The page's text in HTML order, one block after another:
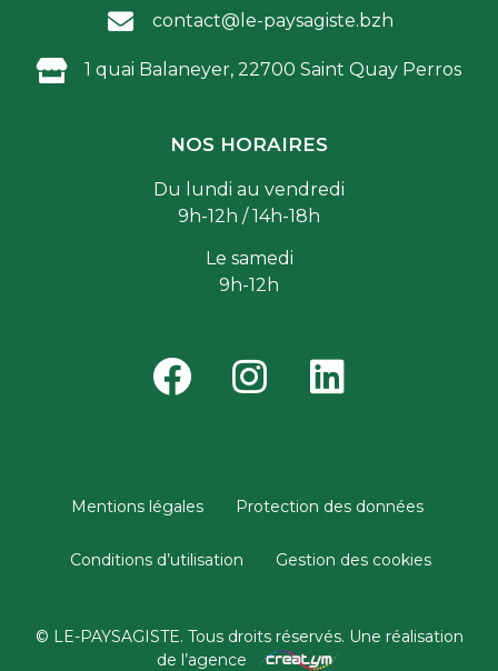
contact@le-paysagiste.bzh
1 quai Balaneyer, 22700 Saint Quay Perros
NOS HORAIRES
Du lundi au vendredi
9h-12h / 14h-18h
Le samedi
9h-12h
© LE-PAYSAGISTE. Tous droits réservés. Une réalisation
de l’agence​
Mentions légales Protection des données
Conditions d’utilisation Gestion des cookies